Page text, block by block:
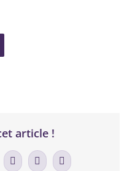
article !
WhatsApp
TumblrEmail